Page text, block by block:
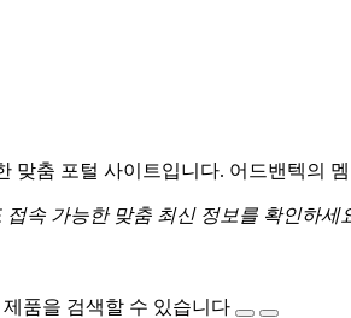
맞춤 포털 사이트입니다. 어드밴텍의
속 가능한 맞춤 최신 정보를 확인하세
품을 검색할 수 있습니다